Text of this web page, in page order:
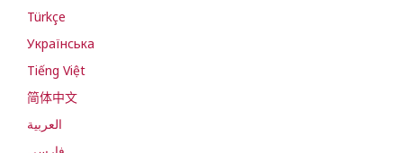
Türkçe
Українська
Tiếng Việt
简体中文
العربية